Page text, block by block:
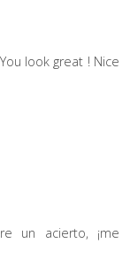
look great ! Nice
un acierto, ¡me